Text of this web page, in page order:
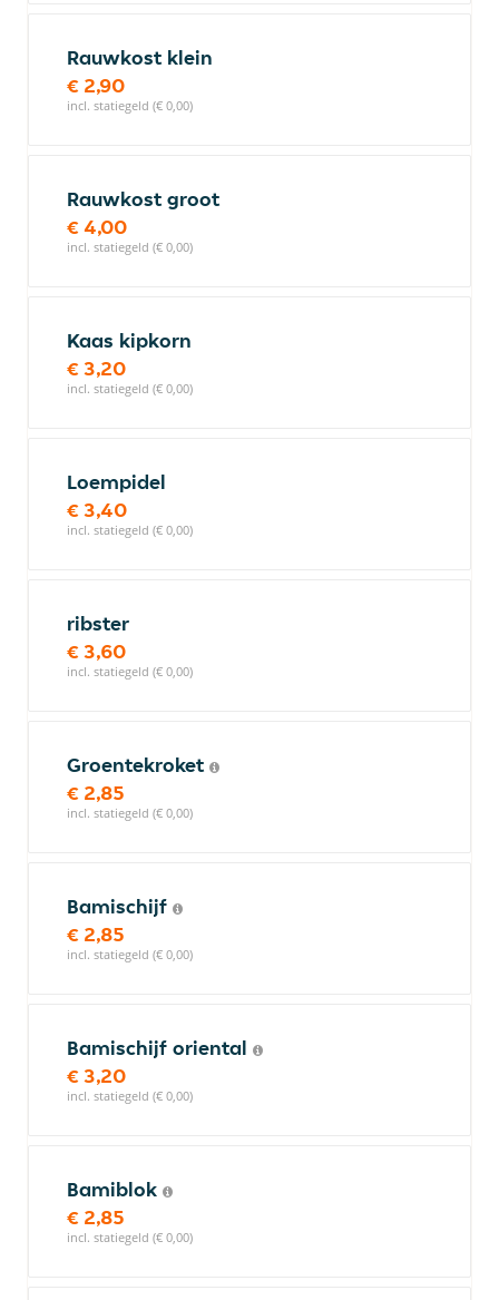
Rauwkost klein
€ 2,90
incl. statiegeld (€ 0,00)
Rauwkost groot
€ 4,00
incl. statiegeld (€ 0,00)
Kaas kipkorn
€ 3,20
incl. statiegeld (€ 0,00)
Loempidel
€ 3,40
incl. statiegeld (€ 0,00)
ribster
€ 3,60
incl. statiegeld (€ 0,00)
Groentekroket
€ 2,85
incl. statiegeld (€ 0,00)
Bamischijf
€ 2,85
incl. statiegeld (€ 0,00)
Bamischijf oriental
€ 3,20
incl. statiegeld (€ 0,00)
Bamiblok
€ 2,85
incl. statiegeld (€ 0,00)